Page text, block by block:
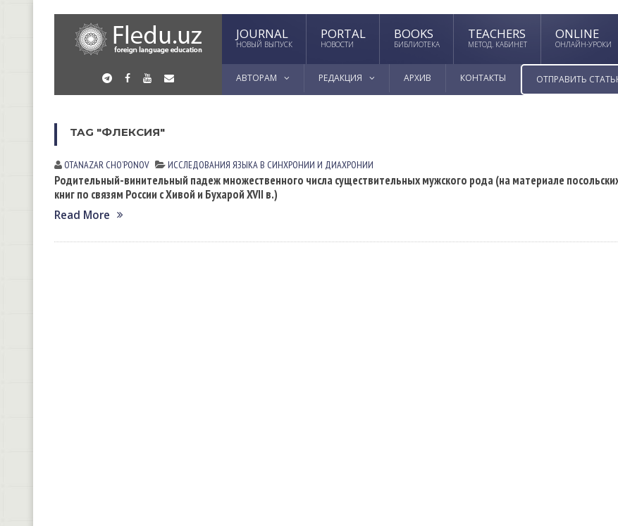
JOURNAL
НОВЫЙ ВЫПУСК
PORTAL
НОВОСТИ
BOOKS
БИБЛИОТЕКА
TEACHERS
МЕТОД. КАБИНЕТ
ONLINE
ОНЛАЙН-УРОКИ
АВТОРАМ РЕДАКЦИЯ АРХИВ КОНТАКТЫ ОТПРАВИТЬ
TAG "ФЛЕКСИЯ"
OTANAZAR CHOʼPONOV ИССЛЕДОВАНИЯ ЯЗЫКА В СИНХРОНИИ И ДИАХРОНИИ
Родительный-винительный падеж множественного числа существительных мужского рода (на материале
книг по связям России с Хивой и Бухарой XVII в.)
Read More